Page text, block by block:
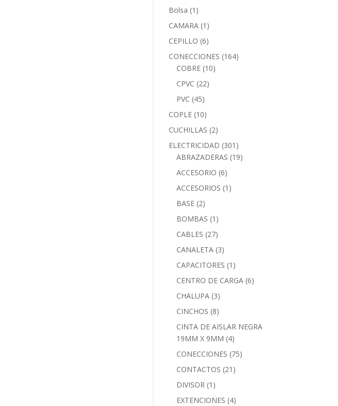
Bolsa (1)
CAMARA (1)
CEPILLO (6)
CONECCIONES (164)
COBRE (10)
CPVC (22)
PVC (45)
COPLE (10)
CUCHILLAS (2)
ELECTRICIDAD (301)
ABRAZADERAS (19)
ACCESORIO (6)
ACCESORIOS (1)
BASE (2)
BOMBAS (1)
CABLES (27)
CANALETA (3)
CAPACITORES (1)
CENTRO DE CARGA (6)
CHALUPA (3)
CINCHOS (8)
CINTA DE AISLAR NEGRA
19MM X 9MM (4)
CONECCIONES (75)
CONTACTOS (21)
DIVISOR (1)
EXTENCIONES (4)